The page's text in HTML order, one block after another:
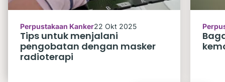
Perpustakaan Kanker22 Okt 2025
Tips untuk menjalani
pengobatan dengan masker
radioterapi